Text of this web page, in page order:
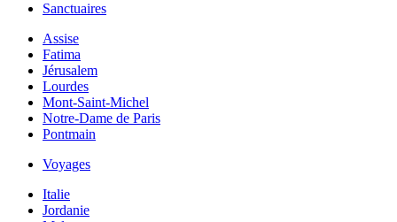
Sanctuaires
Assise
Fatima
Jérusalem
Lourdes
Mont-Saint-Michel
Notre-Dame de Paris
Pontmain
Voyages
Italie
Jordanie